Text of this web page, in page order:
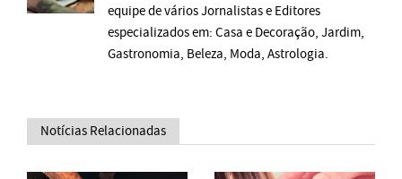
equipe de vários Jornalistas e Editores
especializados em: Casa e Decoração, Jardim,
Gastronomia, Beleza, Moda, Astrologia.
Notícias Relacionadas